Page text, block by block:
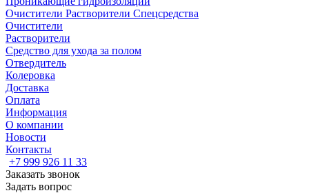
Очистители Растворители Спецсредства
Очистители
Растворители
Средство для ухода за полом
Отвердитель
Колеровка
Доставка
Оплата
Информация
О компании
Новости
Контакты
+7 999 926 11 33
Заказать звонок
Задать вопрос